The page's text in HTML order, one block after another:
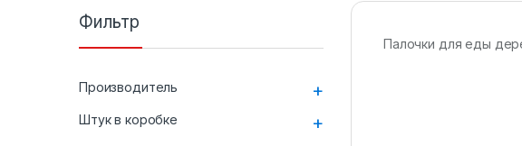
Палочки для еды
Фильтр
Производитель +
Штук в коробке +